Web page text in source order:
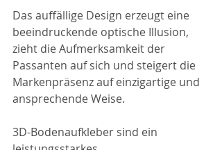
Das auffällige Design erzeugt eine
beeindruckende optische Illusion,
zieht die Aufmerksamkeit der
Passanten auf sich und steigert die
Markenpräsenz auf einzigartige und
ansprechende Weise.
3D-Bodenaufkleber sind ein